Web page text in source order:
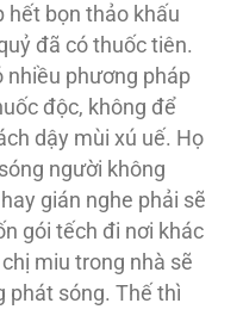
hết bọn thảo khấu
đã có thuốc tiên.
nhiều phương pháp
độc, không để
dậy mùi xú uế. Họ
người không
gián nghe phải sẽ
gói tếch đi nơi khác
miu trong nhà sẽ
phát sóng. Thế thì